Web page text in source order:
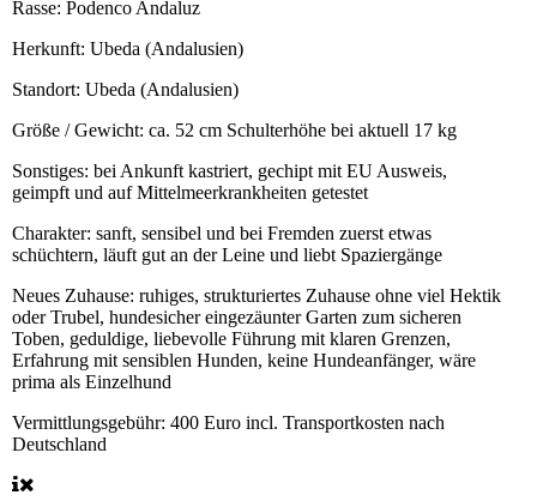
Rasse: Podenco Andaluz
Herkunft: Ubeda (Andalusien)
Standort: Ubeda (Andalusien)
Größe / Gewicht: ca. 52 cm Schulterhöhe bei aktuell 17 kg
Sonstiges: bei Ankunft kastriert, gechipt mit EU Ausweis,
geimpft und auf Mittelmeerkrankheiten getestet
Charakter: sanft, sensibel und bei Fremden zuerst etwas
schüchtern, läuft gut an der Leine und liebt Spaziergänge
Neues Zuhause: ruhiges, strukturiertes Zuhause ohne viel Hektik
oder Trubel, hundesicher eingezäunter Garten zum sicheren
Toben, geduldige, liebevolle Führung mit klaren Grenzen,
Erfahrung mit sensiblen Hunden, keine Hundeanfänger, wäre
prima als Einzelhund
Vermittlungsgebühr: 400 Euro incl. Transportkosten nach
Deutschland